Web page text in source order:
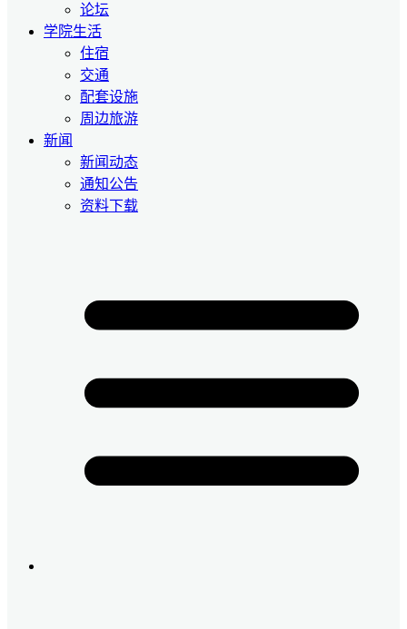
论坛
学院生活
住宿
交通
配套设施
周边旅游
新闻
新闻动态
通知公告
资料下载